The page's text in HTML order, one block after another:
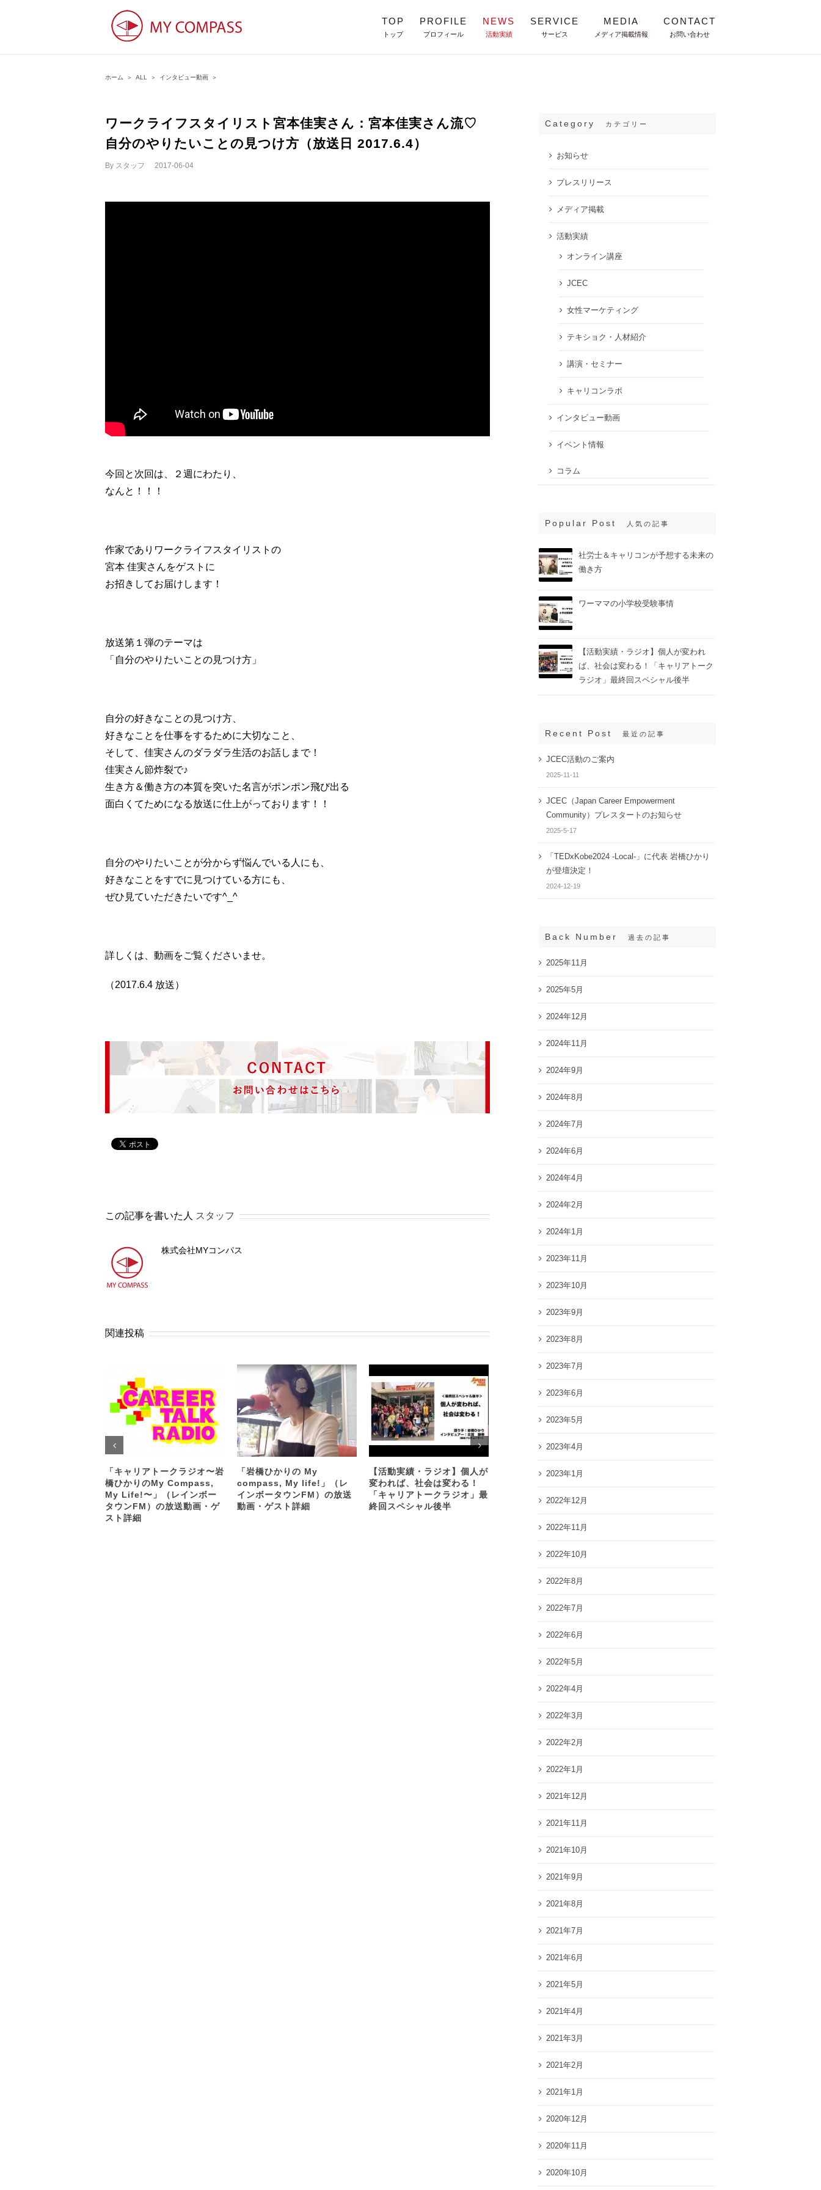
TOP
トップ
PROFILE
プロフィール
NEWS
活動実績
SERVICE
サービス
MEDIA
メディア掲載情報
CONTACT
お問い合わせ
ホーム ＞ ALL ＞ インタビュー動画 ＞
ワークライフスタイリスト宮本佳実さん：宮本佳実さん流♡
自分のやりたいことの見つけ方（放送日 2017.6.4）
By スタッフ 2017-06-04
今回と次回は、２週にわたり、
なんと！！！
作家でありワークライフスタイリストの
宮本 佳実さんをゲストに
お招きしてお届けします！
放送第１弾のテーマは
「自分のやりたいことの見つけ方」
自分の好きなことの見つけ方、
好きなことを仕事をするために大切なこと、
そして、佳実さんのダラダラ生活のお話しまで！
佳実さん節炸裂で♪
生き方＆働き方の本質を突いた名言がポンポン飛び出る
面白くてためになる放送に仕上がっております！！
自分のやりたいことが分からず悩んでいる人にも、
好きなことをすでに見つけている方にも、
ぜひ見ていただきたいです^_^
詳しくは、動画をご覧くださいませ。
（2017.6.4 放送）
この記事を書いた人 スタッフ
株式会社MYコンパス
関連投稿
「キャリアトークラジオ〜岩
橋ひかりのMy Compass,
My Life!〜」（レインボー
タウンFM）の放送動画・ゲ
スト詳細
「岩橋ひかりの My
compass, My life!」（レ
インボータウンFM）の放送
動画・ゲスト詳細
【活動実績・ラジオ】個人が
変われば、社会は変わる！
「キャリアトークラジオ」最
終回スペシャル後半
キャリアを前進するための唯
【最終回スペシャル前半】
Category カテゴリー
お知らせ
プレスリリース
メディア掲載
活動実績
オンライン講座
JCEC
女性マーケティング
テキショク・人材紹介
講演・セミナー
キャリコンラボ
インタビュー動画
イベント情報
コラム
Popular Post 人気の記事
社労士＆キャリコンが予想する未来の
働き方
ワーママの小学校受験事情
【活動実績・ラジオ】個人が変われ
ば、社会は変わる！「キャリアトーク
ラジオ」最終回スペシャル後半
Recent Post 最近の記事
JCEC活動のご案内
2025-11-11
JCEC（Japan Career Empowerment
Community）プレスタートのお知らせ
2025-5-17
「TEDxKobe2024 -Local-」に代表 岩橋ひかり
が登壇決定！
2024-12-19
Back Number 過去の記事
2025年11月
2025年5月
2024年12月
2024年11月
2024年9月
2024年8月
2024年7月
2024年6月
2024年4月
2024年2月
2024年1月
2023年11月
2023年10月
2023年9月
2023年8月
2023年7月
2023年6月
2023年5月
2023年4月
2023年1月
2022年12月
2022年11月
2022年10月
2022年8月
2022年7月
2022年6月
2022年5月
2022年4月
2022年3月
2022年2月
2022年1月
2021年12月
2021年11月
2021年10月
2021年9月
2021年8月
2021年7月
2021年6月
2021年5月
2021年4月
2021年3月
2021年2月
2021年1月
2020年12月
2020年11月
2020年10月